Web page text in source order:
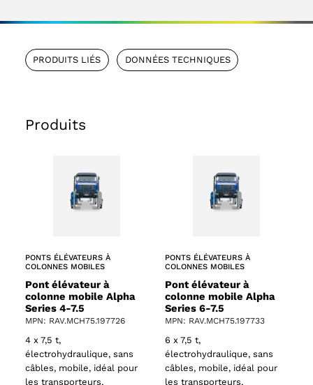
PRODUITS LIÉS DONNÉES TECHNIQUES
Produits
PONTS ÉLÉVATEURS À
COLONNES MOBILES
Pont élévateur à
colonne mobile Alpha
Series 4-7.5
MPN: RAV.MCH75.197726
4 x 7,5 t,
électrohydraulique, sans
câbles, mobile, idéal pour
les transporteurs,
PONTS ÉLÉVATEURS À
COLONNES MOBILES
Pont élévateur à
colonne mobile Alpha
Series 6-7.5
MPN: RAV.MCH75.197733
6 x 7,5 t,
électrohydraulique, sans
câbles, mobile, idéal pour
les transporteurs,